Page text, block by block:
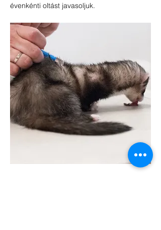
évenkénti oltást javasoljuk.